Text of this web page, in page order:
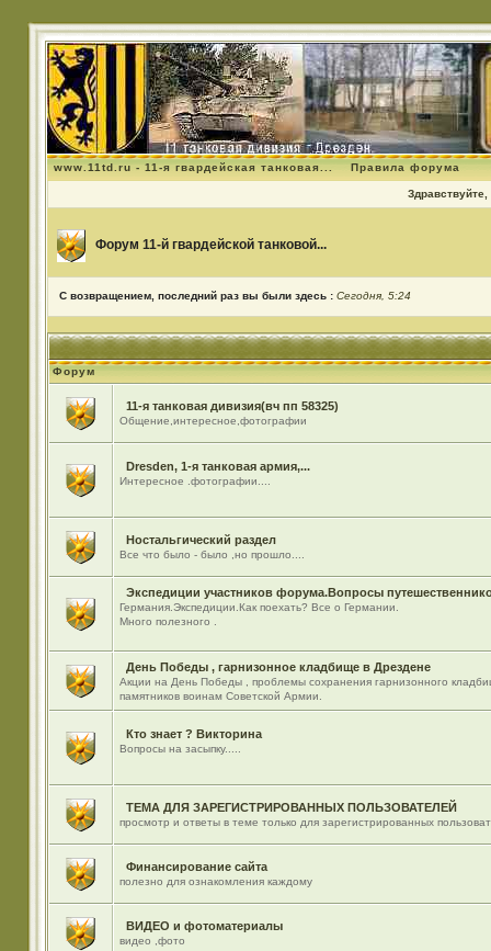
www.11td.ru - 11-я гвардейская танковая... Правила форума
Здравствуйте,
Форум 11-й гвардейской танковой...
С возвращением, последний раз вы были здесь : Сегодня, 5:24
Форум
11-я танковая дивизия(вч пп 58325)
Общение,интересное,фотографии
Dresden, 1-я танковая армия,...
Интересное .фотографии....
Ностальгический раздел
Все что было - было ,но прошло....
Экспедиции участников форума.Вопросы
Германия.Экспедиции.Как поехать? Все о Германии.
Много полезного .
День Победы , гарнизонное кладбище в Дрездене
Акции на День Победы , проблемы сохранения гарнизонного
памятников воинам Советской Армии.
Кто знает ? Викторина
Вопросы на засыпку.....
ТЕМА ДЛЯ ЗАРЕГИСТРИРОВАННЫХ ПОЛЬЗОВАТЕЛЕЙ
просмотр и ответы в теме только для зарегистрированных
Финансирование сайта
полезно для ознакомления каждому
ВИДЕО и фотоматериалы
видео ,фото